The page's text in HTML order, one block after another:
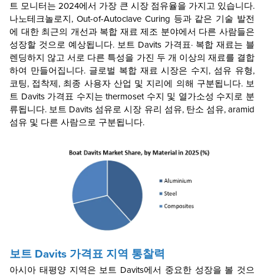
트 모니터는 2024에서 가장 큰 시장 점유율을 가지고 있습니다.
나노테크놀로지, Out-of-Autoclave Curing 등과 같은 기술 발전
에 대한 최근의 개선과 복합 재료 제조 분야에서 다른 사람들은
성장할 것으로 예상됩니다. 보트 Davits 가격표· 복합 재료는 블
렌딩하지 않고 서로 다른 특성을 가진 두 개 이상의 재료를 결합
하여 만들어집니다. 글로벌 복합 재료 시장은 수지, 섬유 유형,
코팅, 접착제, 최종 사용자 산업 및 지리에 의해 구분됩니다. 보
트 Davits 가격표 수지는 thermoset 수지 및 열가소성 수지로 분
류됩니다. 보트 Davits 섬유로 시장 유리 섬유, 탄소 섬유, aramid
섬유 및 다른 사람으로 구분됩니다.
보트 Davits 가격표 지역 통찰력
아시아 태평양 지역은 보트 Davits에서 중요한 성장을 볼 것으